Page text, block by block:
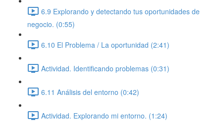
6.9 Explorando y detectando tus oportunidades de
negocio. (0:55)
6.10 El Problema / La oportunidad (2:41)
Actividad. Identificando problemas (0:31)
6.11 Análisis del entorno (0:42)
Actividad. Explorando mi entorno. (1:24)